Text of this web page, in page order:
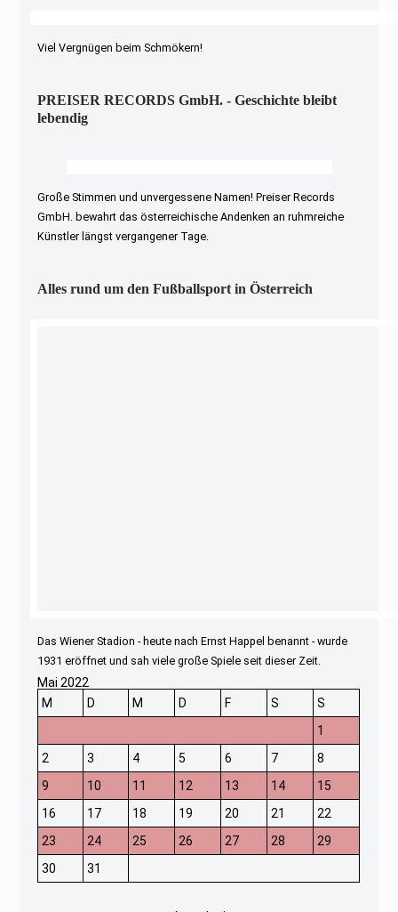
Viel Vergnügen beim Schmökern!
PREISER RECORDS GmbH. - Geschichte bleibt
lebendig
Große Stimmen und unvergessene Namen! Preiser Records
GmbH. bewahrt das österreichische Andenken an ruhmreiche
Künstler längst vergangener Tage.
Alles rund um den Fußballsport in Österreich
Das Wiener Stadion - heute nach Ernst Happel benannt - wurde
1931 eröffnet und sah viele große Spiele seit dieser Zeit.
Mai 2022
M
D M D F S
S
1
2
3 4 5 6 7
8
9
10 11 12 13 14
15
16
17 18 19 20 21
22
23
24 25 26 27 28
29
30
31